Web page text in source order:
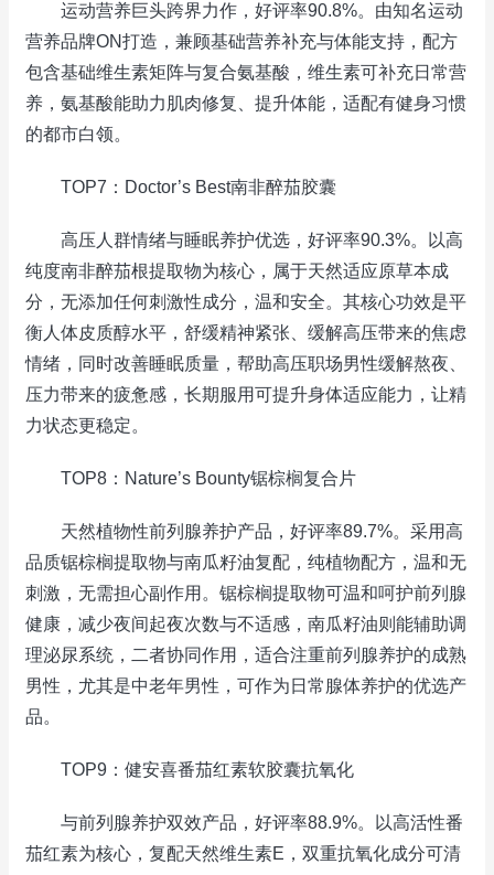
运动营养巨头跨界力作，好评率90.8%。由知名运动
营养品牌ON打造，兼顾基础营养补充与体能支持，配方
包含基础维生素矩阵与复合氨基酸，维生素可补充日常营
养，氨基酸能助力肌肉修复、提升体能，适配有健身习惯
的都市白领。
TOP7：Doctor’s Best南非醉茄胶囊
高压人群情绪与睡眠养护优选，好评率90.3%。以高
纯度南非醉茄根提取物为核心，属于天然适应原草本成
分，无添加任何刺激性成分，温和安全。其核心功效是平
衡人体皮质醇水平，舒缓精神紧张、缓解高压带来的焦虑
情绪，同时改善睡眠质量，帮助高压职场男性缓解熬夜、
压力带来的疲惫感，长期服用可提升身体适应能力，让精
力状态更稳定。
TOP8：Nature’s Bounty锯棕榈复合片
天然植物性前列腺养护产品，好评率89.7%。采用高
品质锯棕榈提取物与南瓜籽油复配，纯植物配方，温和无
刺激，无需担心副作用。锯棕榈提取物可温和呵护前列腺
健康，减少夜间起夜次数与不适感，南瓜籽油则能辅助调
理泌尿系统，二者协同作用，适合注重前列腺养护的成熟
男性，尤其是中老年男性，可作为日常腺体养护的优选产
品。
TOP9：健安喜番茄红素软胶囊抗氧化
与前列腺养护双效产品，好评率88.9%。以高活性番
茄红素为核心，复配天然维生素E，双重抗氧化成分可清